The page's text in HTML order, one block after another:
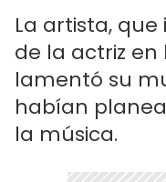
La artista,
de la actriz en
lamentó su
habían
la música.